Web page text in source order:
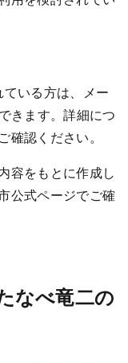
いる方は、メー
きます。詳細につ
確認ください。
容をもとに作成し
公式ページでご確
なべ竜二の